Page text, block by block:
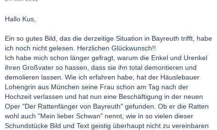
Hallo Kus,
Ein so gutes Bild, das die derzeitige Situation in Bayreuth trifft, habe
ich noch nicht gelesen. Herzlichen Glückwunsch!!
Ich habe mich schon länger gefragt, warum die Enkel und Urenkel
ihren Großvater so hassen, dass sie ihn total demontieren und
demolieren lassen. Wie ich erfahren habe, hat der Häuslebauer
Lohengrin aus München seine Frau schon am Tag nach der
Hochzeit verlassen und hat nun eine Beschäftigung in der neuen
Oper "Der Rattenfänger von Bayreuth" gefunden. Ob er die Ratten
wohl auch "Mein lieber Schwan" nennt, wie in so vielen dieser
Schundstücke Bild und Text geistig überhaupt nicht zu vereinbaren